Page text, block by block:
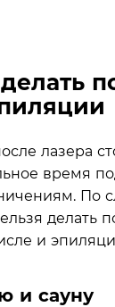
лазера
время
По
делать
и
и сауну